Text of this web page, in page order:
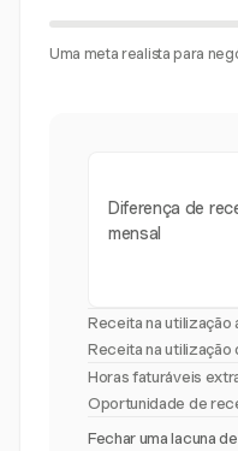
Uma meta realista para
Diferença de
mensal
Receita na utilização
Receita na utilização
Horas faturáveis
Oportunidade de
Fechar uma lacuna